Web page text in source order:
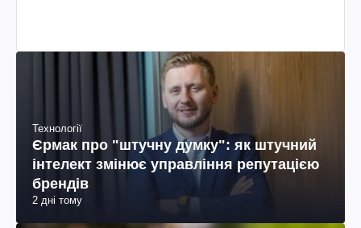
Технології
Єрмак про "штучну думку": як штучний
інтелект змінює управління репутацією
брендів
2 дні тому